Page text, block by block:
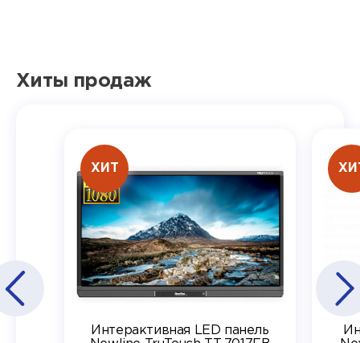
Хиты продаж
ХИТ
Интерактивная LED панель